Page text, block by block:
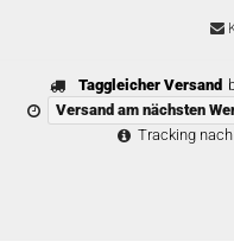
Taggleicher Versand
Versand am nächsten
Tracking